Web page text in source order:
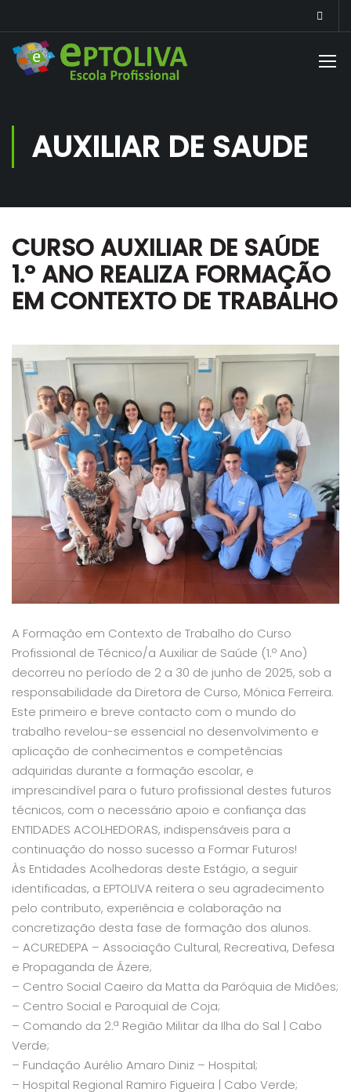
AUXILIAR DE SAUDE
CURSO AUXILIAR DE SAÚDE
1.º ANO REALIZA FORMAÇÃO
EM CONTEXTO DE TRABALHO
A Formação em Contexto de Trabalho do Curso
Profissional de Técnico/a Auxiliar de Saúde (1.º Ano)
decorreu no período de 2 a 30 de junho de 2025, sob a
responsabilidade da Diretora de Curso, Mónica Ferreira.
Este primeiro e breve contacto com o mundo do
trabalho revelou-se essencial no desenvolvimento e
aplicação de conhecimentos e competências
adquiridas durante a formação escolar, e
imprescindível para o futuro profissional destes futuros
técnicos, com o necessário apoio e confiança das
ENTIDADES ACOLHEDORAS, indispensáveis para a
continuação do nosso sucesso a Formar Futuros!
Às Entidades Acolhedoras deste Estágio, a seguir
identificadas, a EPTOLIVA reitera o seu agradecimento
pelo contributo, experiência e colaboração na
concretização desta fase de formação dos alunos.
– ACUREDEPA – Associação Cultural, Recreativa, Defesa
e Propaganda de Ázere;
– Centro Social Caeiro da Matta da Paróquia de Midões;
– Centro Social e Paroquial de Coja;
– Comando da 2.ª Região Militar da Ilha do Sal | Cabo
Verde;
– Fundação Aurélio Amaro Diniz – Hospital;
– Hospital Regional Ramiro Figueira | Cabo Verde;